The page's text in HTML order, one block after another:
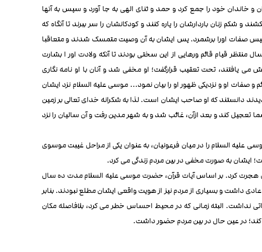
و خاندان خود را جمع کرد و حمد و ثنای الهی به جا آورد و سپس به آنها
زنان باردارشان را پاره کنند و کودکانشان را سر ببرند تا آنگاه که
صفات اورا برشمرد. پس ایشان به آن وصیت متمسک شدند و متعاقبا
قیام قائم ورهایی از این سختی بودند تا آنکه ولادت اور ا بشارت
یافتند، تحت تعقیب قرارگفت؛ او مخفی شد و آنان با او نامه نگاری
صفات او و نزدیکی ظهور او را بیان نمود... موسی علیه السلام نزد ایشان
دانستند که او صاحب ایشان است. لذا به شکرانه خدای تعالی بر زمین
تعجیل کند و بعد ازآن، غائب شد و به شهر مدین رفت و آن سالیان را نزد
السلام را در میان فرعونیان، به عنوان یکی از مراحل غیبت موسوی
ایشان به صورت مخفی در بین مردم زندگی می کرد.
هجرت کرد. بر اساس آیات قرآن، حضرت موسی علیه السلام مدت ده سال
داشت و بسیاری از مردم نیز از هویت واقعی ایشان مطلع نبودند. بنابر
نداشت. البته زمانی که در محیط احساس خطر می کرد، بلافاصله مکان
کند؛ در عین حال در بین مردم حضور داشت.